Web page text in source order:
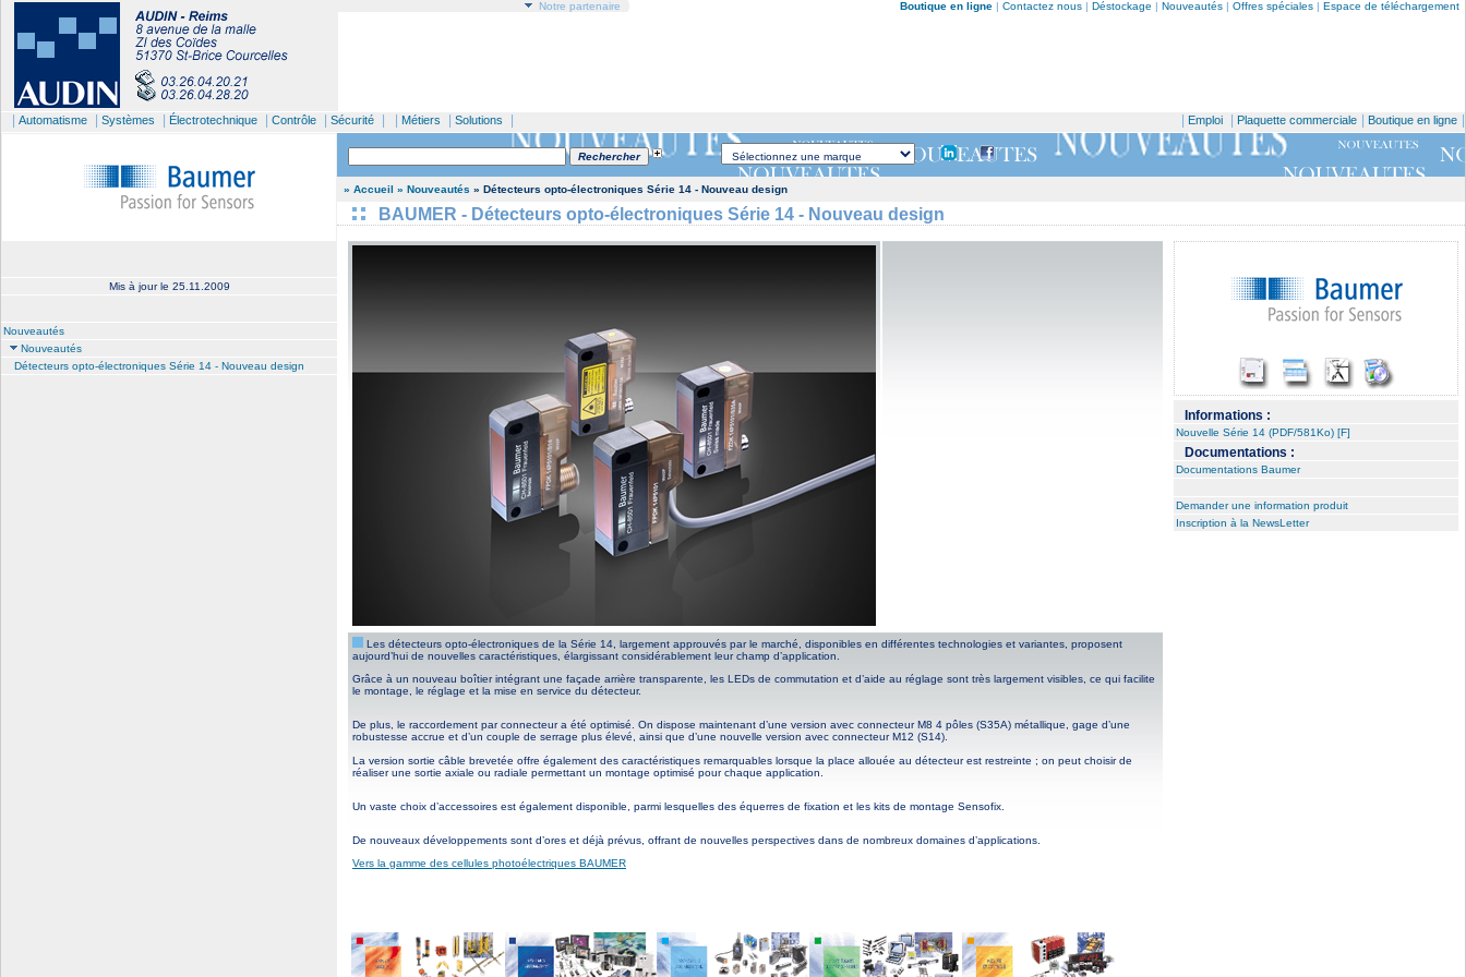
Notre partenaire Boutique en ligne | Contactez nous | Déstockage | Nouveautés | Offres spéciales | Espace de téléchargement
Emploi Plaquette commerciale Boutique en ligne
Automatisme Systèmes Électrotechnique Contrôle Sécurité Métiers Solutions
Mis à jour le 25.11.2009
Nouveautés
Nouveautés
Détecteurs opto-électroniques Série 14 - Nouveau design
» Accueil » Nouveautés » Détecteurs opto-électroniques Série 14 - Nouveau design
BAUMER - Détecteurs opto-électroniques Série 14 - Nouveau design
Les détecteurs opto-électroniques de la Série 14, largement approuvés par le marché, disponibles en différentes technologies et variantes, proposent
aujourd’hui de nouvelles caractéristiques, élargissant considérablement leur champ d’application.
Grâce à un nouveau boîtier intégrant une façade arrière transparente, les LEDs de commutation et d’aide au réglage sont très largement visibles, ce qui facilite
le montage, le réglage et la mise en service du détecteur.
De plus, le raccordement par connecteur a été optimisé. On dispose maintenant d’une version avec connecteur M8 4 pôles (S35A) métallique, gage d’une
robustesse accrue et d’un couple de serrage plus élevé, ainsi que d’une nouvelle version avec connecteur M12 (S14).
La version sortie câble brevetée offre également des caractéristiques remarquables lorsque la place allouée au détecteur est restreinte ; on peut choisir de
réaliser une sortie axiale ou radiale permettant un montage optimisé pour chaque application.
Un vaste choix d’accessoires est également disponible, parmi lesquelles des équerres de fixation et les kits de montage Sensofix.
De nouveaux développements sont d’ores et déjà prévus, offrant de nouvelles perspectives dans de nombreux domaines d’applications.
Vers la gamme des cellules photoélectriques BAUMER
Informations :
Nouvelle Série 14 (PDF/581Ko) [F]
Documentations :
Documentations Baumer
Demander une information produit
Inscription à la NewsLetter